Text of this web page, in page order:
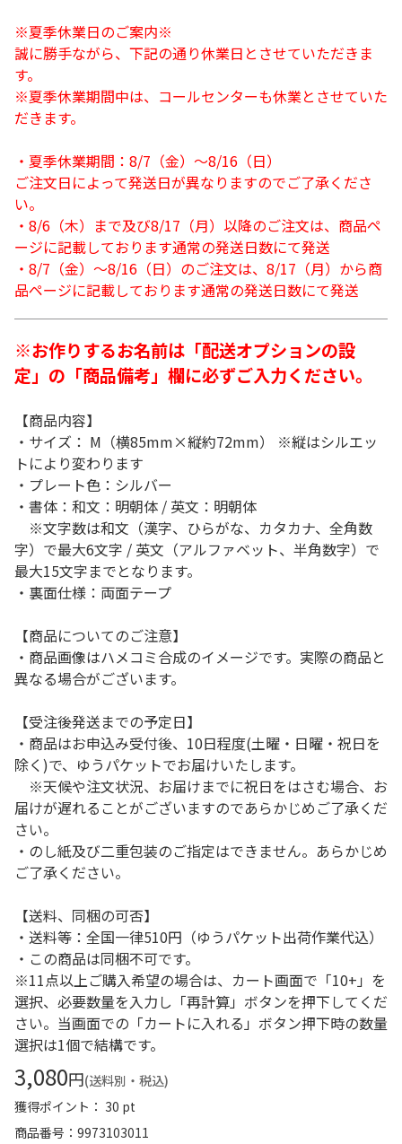
※夏季休業日のご案内※
誠に勝手ながら、下記の通り休業日とさせていただきま
す。
※夏季休業期間中は、コールセンターも休業とさせていた
だきます。
・夏季休業期間：8/7（金）～8/16（日）
ご注文日によって発送日が異なりますのでご了承くださ
い。
・8/6（木）まで及び8/17（月）以降のご注文は、商品ペ
ージに記載しております通常の発送日数にて発送
・8/7（金）～8/16（日）のご注文は、8/17（月）から商
品ページに記載しております通常の発送日数にて発送
※お作りするお名前は「配送オプションの設
定」の「商品備考」欄に必ずご入力ください。
【商品内容】
・サイズ： M（横85mm×縦約72mm） ※縦はシルエッ
トにより変わります
・プレート色：シルバー
・書体：和文：明朝体 / 英文：明朝体
※文字数は和文（漢字、ひらがな、カタカナ、全角数
字）で最大6文字 / 英文（アルファベット、半角数字）で
最大15文字までとなります。
・裏面仕様：両面テープ
【商品についてのご注意】
・商品画像はハメコミ合成のイメージです。実際の商品と
異なる場合がございます。
【受注後発送までの予定日】
・商品はお申込み受付後、10日程度(土曜・日曜・祝日を
除く)で、ゆうパケットでお届けいたします。
※天候や注文状況、お届けまでに祝日をはさむ場合、お
届けが遅れることがございますのであらかじめご了承くだ
さい。
・のし紙及び二重包装のご指定はできません。あらかじめ
ご了承ください。
【送料、同梱の可否】
・送料等：全国一律510円（ゆうパケット出荷作業代込）
・この商品は同梱不可です。
※11点以上ご購入希望の場合は、カート画面で「10+」を
選択、必要数量を入力し「再計算」ボタンを押下してくだ
さい。当画面での「カートに入れる」ボタン押下時の数量
選択は1個で結構です。
3,080円(送料別・税込)
獲得ポイント： 30 pt
商品番号
9973103011